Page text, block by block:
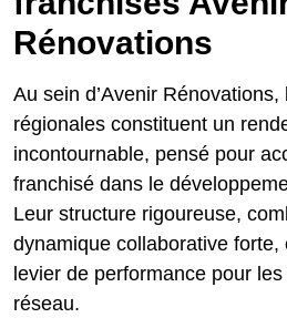
Rénovations
Au sein d’Avenir
régionales constituent un
incontournable, pensé pour
franchisé dans le
Leur structure rigoureuse,
dynamique collaborative forte,
levier de performance pour
réseau.